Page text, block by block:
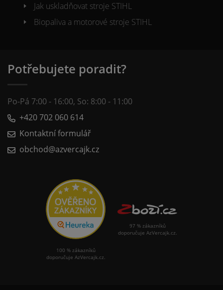
Jak uskladňovat stroje STIHL
Biopaliva a motorové stroje STIHL
Potřebujete poradit?
Po-Pá 7:00 - 16:00, So: 8:00 - 11:00
+420 702 060 614
Kontaktní formulář
obchod@azvercajk.cz
100 % zákazníků
doporučuje AzVercajk.cz.
97 % zákazníků
doporučuje AzVercajk.cz.